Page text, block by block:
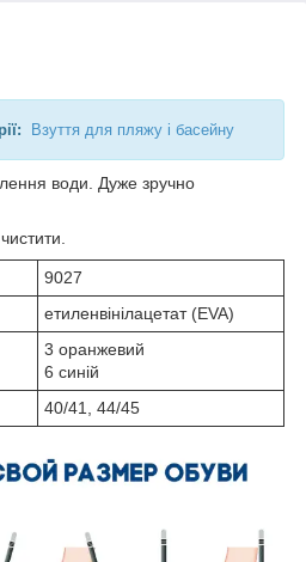
Взуття для пляжу і басейну
води. Дуже зручно
9027
етиленвінілацетат (EVA)
3 оранжевий
6 синій
40/41, 44/45